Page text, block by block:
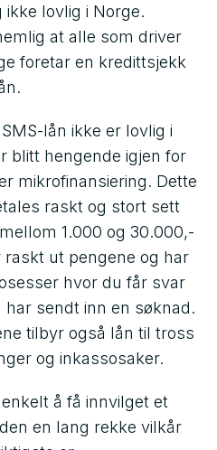
lovlig i Norge.
at alle som driver
foretar en kredittsjekk
lån ikke er lovlig i
blitt hengende igjen for
mikrofinansiering. Dette
raskt og stort sett
1.000 og 30.000,-
raskt ut pengene og har
hvor du får svar
sendt inn en søknad.
tilbyr også lån til tross
og inkassosaker.
å få innvilget et
en lang rekke vilkår